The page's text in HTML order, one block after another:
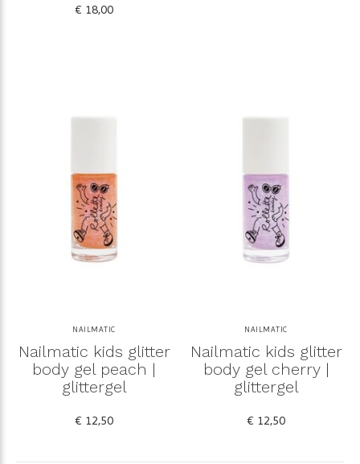
€ 18,00
NAILMATIC
Nailmatic kids glitter
body gel peach |
glittergel
€ 12,50
NAILMATIC
Nailmatic kids glitter
body gel cherry |
glittergel
€ 12,50